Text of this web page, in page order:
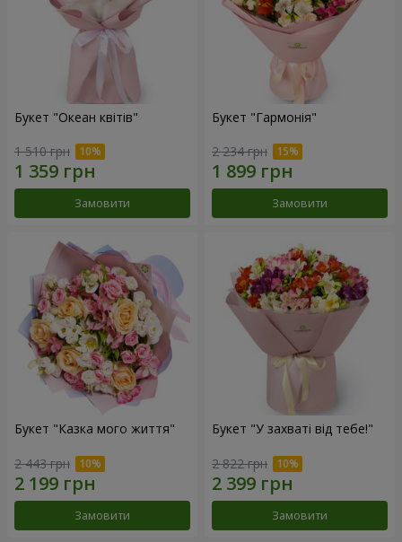
Букет "Океан квітів"
1 510 грн
Замовити
Букет "Гармонія"
2 234 грн
Замовити
Букет "Казка мого життя"
2 443 грн
Замовити
Букет "У захваті від тебе!"
2 822 грн
Замовити